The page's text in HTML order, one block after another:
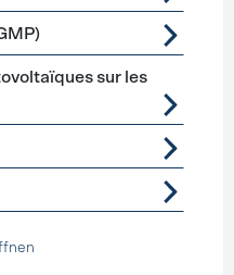
sur les